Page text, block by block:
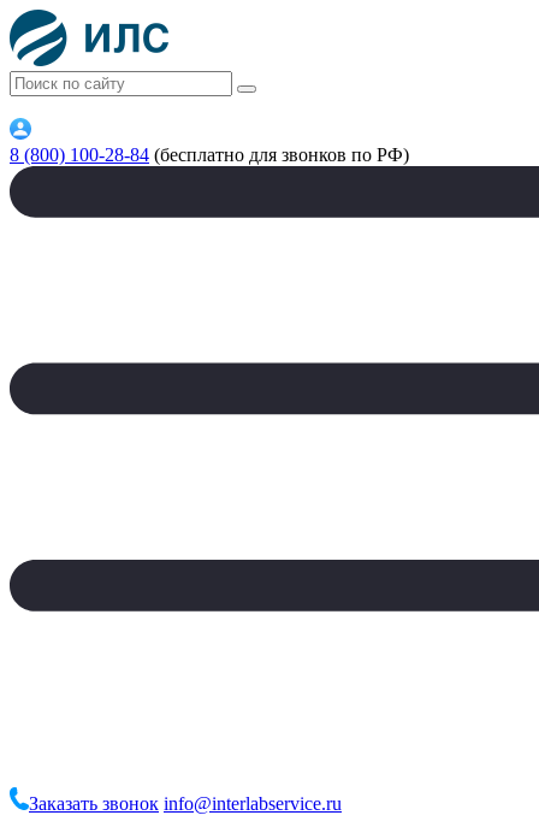
8 (800) 100-28-84 (бесплатно для звонков по РФ)
Заказать звонок info@interlabservice.ru